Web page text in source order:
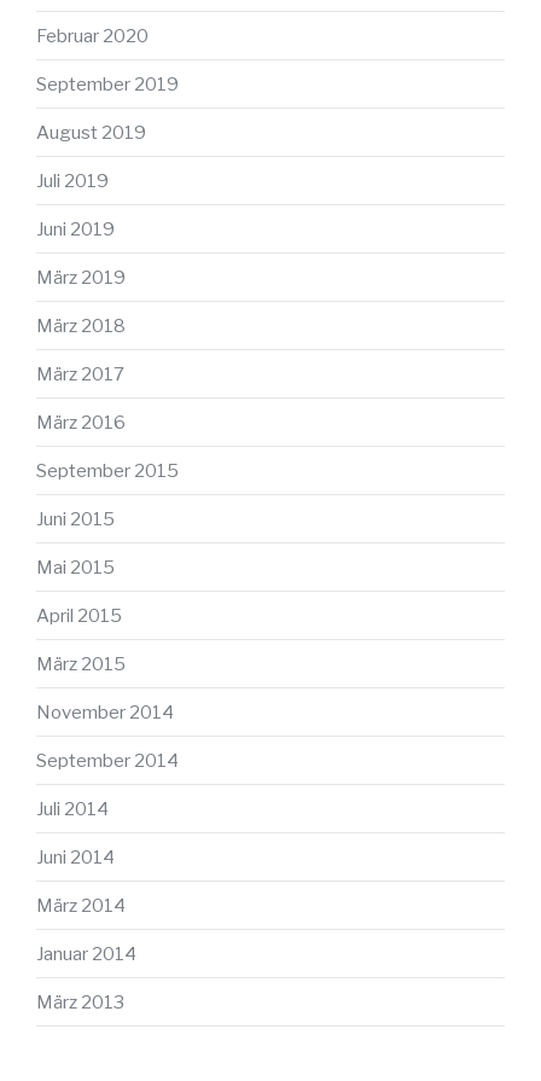
Februar 2020
September 2019
August 2019
Juli 2019
Juni 2019
März 2019
März 2018
März 2017
März 2016
September 2015
Juni 2015
Mai 2015
April 2015
März 2015
November 2014
September 2014
Juli 2014
Juni 2014
März 2014
Januar 2014
März 2013